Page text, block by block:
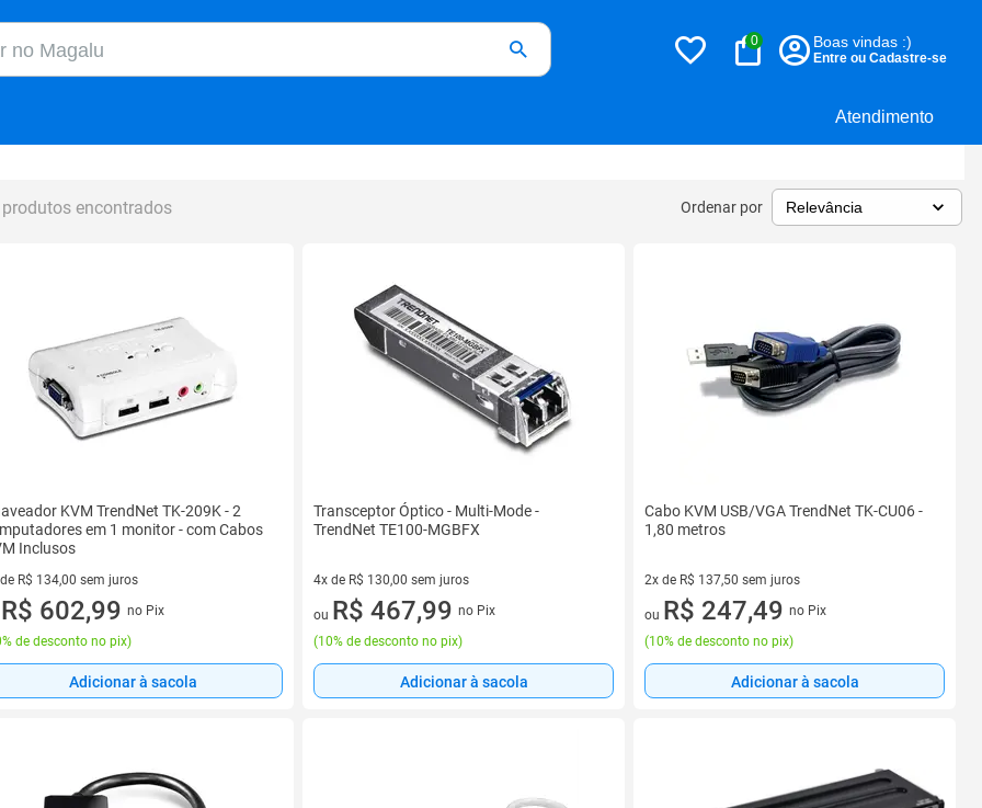
Atendimento
Magalu
0 Boas vindas :)
Entre ou Cadastre-se
encontrados Ordenar por
KVM TrendNet TK-209K - 2
em 1 monitor - com Cabos
Inclusos
R$ 134,00 sem juros
de R$ 134,00 sem juros
R$ 602,99 no Pix
de desconto no pix)
Adicionar à sacola
Transceptor Óptico - Multi-Mode -
TrendNet TE100-MGBFX
4x de R$ 130,00 sem juros
4 vez de R$ 130,00 sem juros
ou R$ 467,99 no Pix
(10% de desconto no pix)
Adicionar à sacola
Cabo KVM USB/VGA TrendNet TK-CU06 -
1,80 metros
2x de R$ 137,50 sem juros
2 vez de R$ 137,50 sem juros
ou R$ 247,49 no Pix
(10% de desconto no pix)
Adicionar à sacola